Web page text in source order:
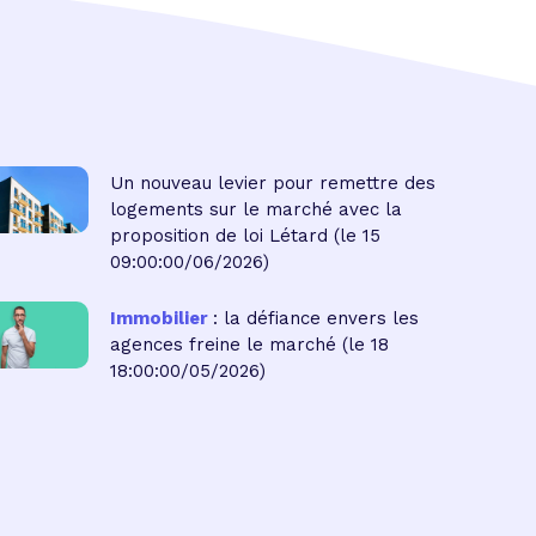
Un nouveau levier pour remettre des
logements sur le marché avec la
proposition de loi Létard (le 15
09:00:00/06/2026)
Immobilier : la défiance envers les
agences freine le marché (le 18
18:00:00/05/2026)